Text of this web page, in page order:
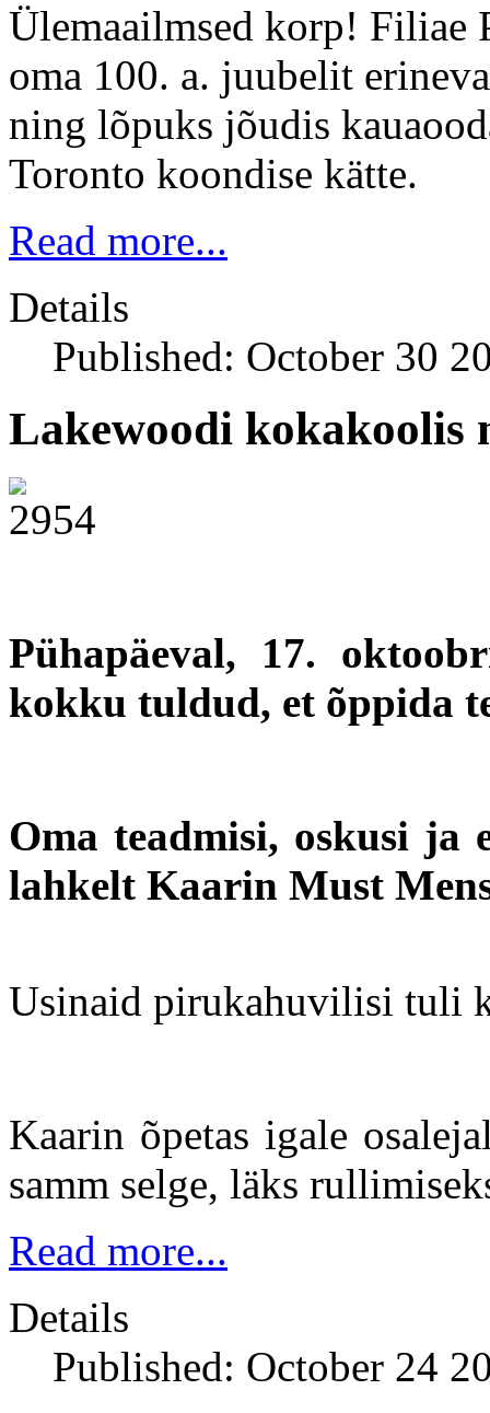
Ülemaailmsed korp! Filiae
oma 100. a. juubelit
ning lõpuks jõudis
Toronto koondise kätte.
Read more...
Details
Published: October 30
Lakewoodi
Pühapäeval, 17.
kokku tuldud, et õppida
Oma teadmisi, oskusi ja
lahkelt Kaarin Must
Usinaid pirukahuvilisi tuli
Kaarin õpetas igale
samm selge, läks
Read more...
Details
Published: October 24